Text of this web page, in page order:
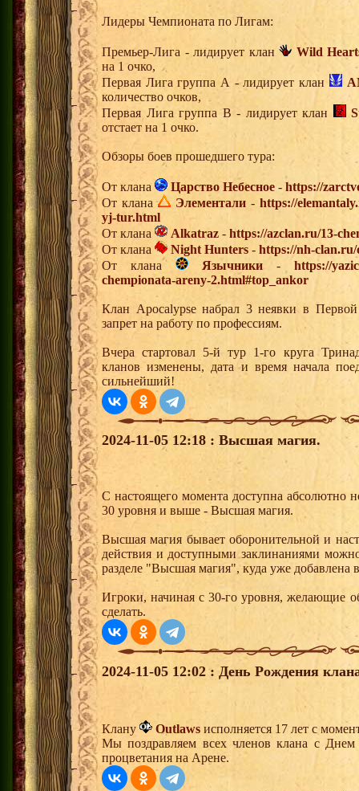
Лидеры Чемпионата по Лигам:
Премьер-Лига - лидирует клан
Wild
на 1 очко,
Первая Лига группа А - лидирует клан
количество очков,
Первая Лига группа В - лидирует клан
отстает на 1 очко.
Обзоры боев прошедшего тура:
От клана Царство Небесное - https://
От клана
Элементали - https://
yj-tur.html
От клана
Alkatraz - https://azclan.ru/13-
От клана
Night Hunters - https://nh-
От клана
Язычники - https://
chempionata-areny-2.html#top_ankor
Клан Apocalypse набрал 3 неявки в
запрет на работу по профессиям.
Вчера стартовал 5-й тур 1-го круга
кланов изменены, дата и время начала
сильнейший!
2024-11-05 12:18 : Высшая магия.
С настоящего момента доступна абсолютно
30 уровня и выше - Высшая магия.
Высшая магия бывает оборонительной и
действия и доступными заклинаниями
разделе "Высшая магия", куда уже добавлена
Игроки, начиная с 30-го уровня, желающие
сделать.
2024-11-05 12:02 : День Рождения
Клану Outlaws исполняется 17 лет с
Мы поздравляем всех членов клана с
процветания на Арене.